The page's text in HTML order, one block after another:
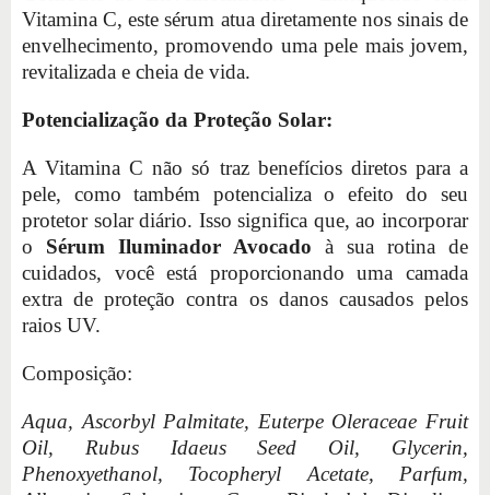
Vitamina C, este sérum atua diretamente nos sinais de
envelhecimento, promovendo uma pele mais jovem,
revitalizada e cheia de vida.
Potencialização da Proteção Solar:
A Vitamina C não só traz benefícios diretos para a
pele, como também potencializa o efeito do seu
protetor solar diário. Isso significa que, ao incorporar
o Sérum Iluminador Avocado à sua rotina de
cuidados, você está proporcionando uma camada
extra de proteção contra os danos causados pelos
raios UV.
Composição:
Aqua, Ascorbyl Palmitate, Euterpe Oleraceae Fruit
Oil, Rubus Idaeus Seed Oil, Glycerin,
Phenoxyethanol, Tocopheryl Acetate, Parfum,